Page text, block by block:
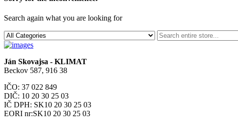
Search again what you are looking for
Ján Skovajsa - KLIMAT
Beckov 587, 916 38
IČO: 37 022 849
DIČ: 10 20 30 25 03
IČ DPH: SK10 20 30 25 03
EORI nr:SK10 20 30 25 03